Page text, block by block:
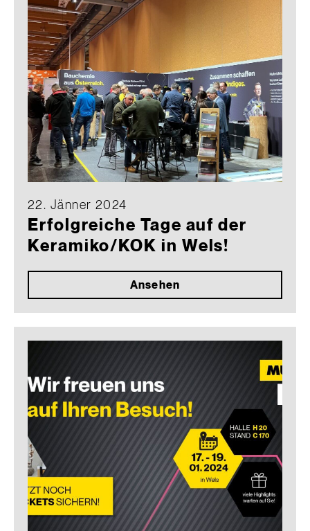
22. Jänner 2024
Erfolgreiche Tage auf der
Keramiko/KOK in Wels!
Ansehen